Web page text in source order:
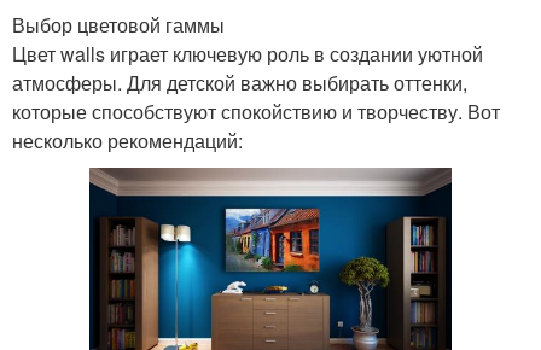
Выбор цветовой гаммы
Цвет walls играет ключевую роль в создании уютной
атмосферы. Для детской важно выбирать оттенки,
которые способствуют спокойствию и творчеству. Вот
несколько рекомендаций: